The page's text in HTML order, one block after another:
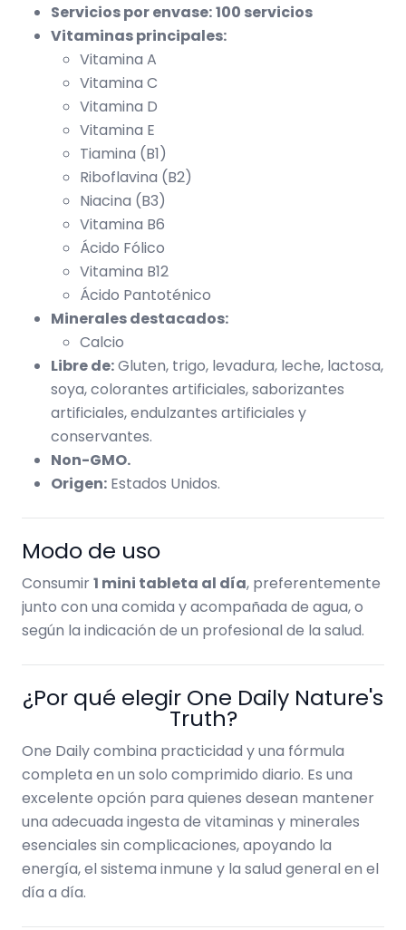
Servicios por envase:100 servicios
Vitaminas principales:
Vitamina A
Vitamina C
Vitamina D
Vitamina E
Tiamina (B1)
Riboflavina (B2)
Niacina (B3)
Vitamina B6
Ácido Fólico
Vitamina B12
Ácido Pantoténico
Minerales destacados:
Calcio
Libre de:Gluten, trigo, levadura, leche, lactosa,
soya, colorantes artificiales, saborizantes
artificiales, endulzantes artificiales y
conservantes.
Non-GMO.
Origen: Estados Unidos.
Modo de uso
Consumir1 mini tableta al día, preferentemente
junto con una comida y acompañada de agua, o
según la indicación de un profesional de la salud.
¿Por qué elegir One Daily Nature's
Truth?
One Daily combina practicidad y una fórmula
completa en un solo comprimido diario. Es una
excelente opción para quienes desean mantener
una adecuada ingesta de vitaminas y minerales
esenciales sin complicaciones, apoyando la
energía, el sistema inmune y la salud general en el
día a día.